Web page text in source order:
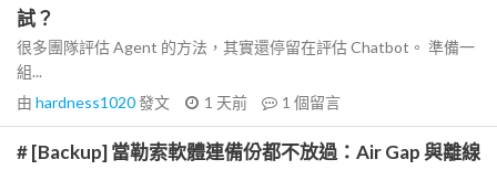
試？
很多團隊評估 Agent 的方法，其實還停留在評估 Chatbot。 準備一
組...
由 hardness1020發文 1 天前 1 個留言
# [Backup] 當勒索軟體連備份都不放過：Air Gap 與離線